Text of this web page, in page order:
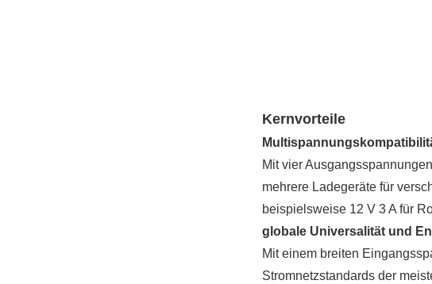
Kernvorteile
Mit vier
mehrere Ladegeräte für
beispielsweise 12 V 3 A für
globale Universalität und
Mit einem breiten
Stromnetzstandards der